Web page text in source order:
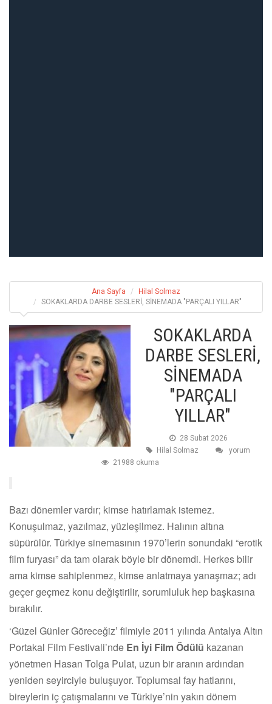
Ana Sayfa
Hilal Solmaz
SOKAKLARDA DARBE SESLERİ, SİNEMADA "PARÇALI YILLAR"
SOKAKLARDA
DARBE SESLERİ,
SİNEMADA
"PARÇALI
YILLAR"
28 Subat 2026
Hilal Solmaz
yorum
21988 okuma
Bazı dönemler vardır; kimse hatırlamak istemez.
Konuşulmaz, yazılmaz, yüzleşilmez. Halının altına
süpürülür. Türkiye sinemasının 1970’lerin sonundaki “erotik
film furyası” da tam olarak böyle bir dönemdi. Herkes bilir
ama kimse sahiplenmez, kimse anlatmaya yanaşmaz; adı
geçer geçmez konu değiştirilir, sorumluluk hep başkasına
bırakılır.
‘Güzel Günler Göreceğiz’ filmiyle 2011 yılında Antalya Altın
Portakal Film Festivali’nde En İyi Film Ödülü kazanan
yönetmen Hasan Tolga Pulat, uzun bir aranın ardından
yeniden seyirciyle buluşuyor. Toplumsal fay hatlarını,
bireylerin iç çatışmalarını ve Türkiye’nin yakın dönem